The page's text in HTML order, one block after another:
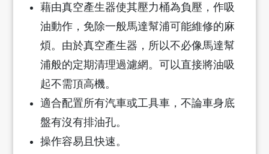
藉由真空產生器使其壓力桶為負壓，作吸
油動作，免除一般馬達幫浦可能維修的麻
煩。由於真空產生器，所以不必像馬達幫
浦般的定期清理過濾網。可以直接將油吸
起不需頂高機。
適合配置所有汽車或工具車，不論車身底
盤有沒有排油孔。
操作容易且快速。